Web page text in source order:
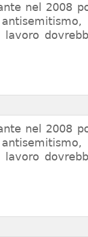
nel 2008
nel 2008